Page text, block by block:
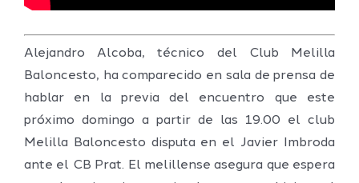
Alejandro Alcoba, técnico del Club Melilla
Baloncesto, ha comparecido en sala de prensa de
hablar en la previa del encuentro que este
próximo domingo a partir de las 19.00 el club
Melilla Baloncesto disputa en el Javier Imbroda
ante el CB Prat. El melillense asegura que espera